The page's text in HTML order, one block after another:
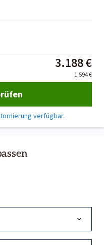
3.188 €
1.594 €
verfügbar.